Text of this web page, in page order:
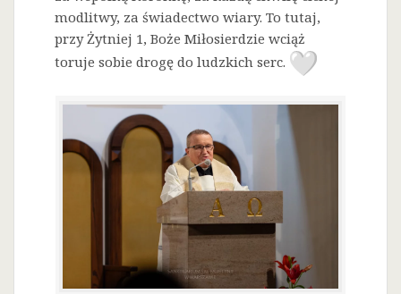
modlitwy, za świadectwo wiary. To tutaj,
przy Żytniej 1, Boże Miłosierdzie wciąż
toruje sobie drogę do ludzkich serc.